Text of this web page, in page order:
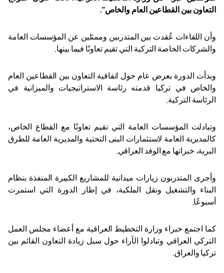
التعاون بين القطاعين العام والخاص".
وأن اللقاءات عُقدت بين المتدربين وممثلين عن المؤسسات العامة
والشركات الخاصة التركية التي تقيم تعاونًا فيما بينها
وبدأت الدورة بعرض عام حول اتفاقية التعاون بين القطاعين العام
والخاص في تركيا قدمته رئاسة الاستراتيجيات والميزانية في
الرئاسة التركية
وتبادلت المؤسسات العامة التي تقيم تعاونًا مع القطاع الخاص،
كالمديرية العامة لاستثمارات البنى التحتية والمديرية العامة للطرق
البرية، خبراتها مع الوفد العراقي
وأجرى المتدربون زيارات ميدانية للمشاريع الكبيرة المنفذة بنظام
البناء والتشغيل ونقل الملكية، في إطار الدورة التي استمرت
أسبوعًا
كما اجتمع خبراء وزارة التخطيط العراقية مع أعضاء مجلس العمل
التركي العراقي وتبادلوا الآراء حول سبل زيادة التعاون القائم بين
تركيا والعراق